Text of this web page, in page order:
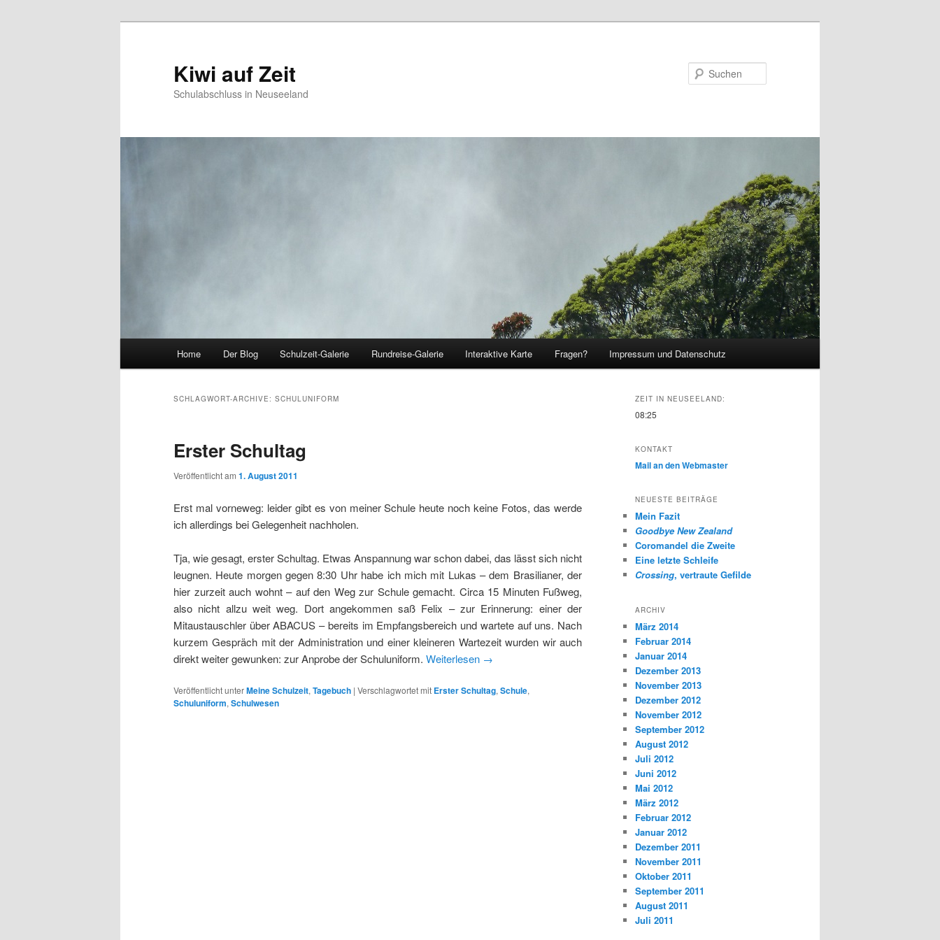
Kiwi auf Zeit
Schulabschluss in Neuseeland
Zum Inhalt wechseln
Zum sekundären Inhalt wechseln
Home Der Blog Schulzeit-Galerie Rundreise-Galerie Interaktive Karte Fragen? Impressum und Datenschutz
SCHLAGWORT-ARCHIVE: SCHULUNIFORM
Erster Schultag
Veröffentlicht am 1. August 2011
Erst mal vorneweg: leider gibt es von meiner Schule heute noch keine Fotos, das werde
ich allerdings bei Gelegenheit nachholen.
Tja, wie gesagt, erster Schultag. Etwas Anspannung war schon dabei, das lässt sich nicht
leugnen. Heute morgen gegen 8:30 Uhr habe ich mich mit Lukas – dem Brasilianer, der
hier zurzeit auch wohnt – auf den Weg zur Schule gemacht. Circa 15 Minuten Fußweg,
also nicht allzu weit weg. Dort angekommen saß Felix – zur Erinnerung: einer der
Mitaustauschler über ABACUS – bereits im Empfangsbereich und wartete auf uns. Nach
kurzem Gespräch mit der Administration und einer kleineren Wartezeit wurden wir auch
direkt weiter gewunken: zur Anprobe der Schuluniform. Weiterlesen →
Veröffentlicht unterMeine Schulzeit, Tagebuch | Verschlagwortet mit Erster Schultag, Schule,
Schuluniform, Schulwesen
ZEIT IN NEUSEELAND:
08:25
KONTAKT
Mail an den Webmaster
NEUESTE BEITRÄGE
Mein Fazit
Goodbye New Zealand
Coromandel die Zweite
Eine letzte Schleife
Crossing, vertraute Gefilde
ARCHIV
März 2014
Februar 2014
Januar 2014
Dezember 2013
November 2013
Dezember 2012
November 2012
September 2012
August 2012
Juli 2012
Juni 2012
Mai 2012
März 2012
Februar 2012
Januar 2012
Dezember 2011
November 2011
Oktober 2011
September 2011
August 2011
Juli 2011